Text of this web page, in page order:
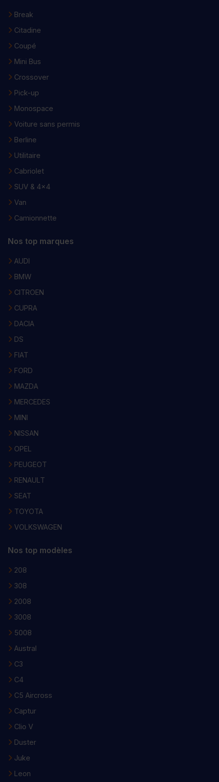
Break
Citadine
Coupé
Mini Bus
Crossover
Pick-up
Monospace
Voiture sans permis
Berline
Utilitaire
Cabriolet
SUV & 4x4
Van
Camionnette
Nos top marques
AUDI
BMW
CITROEN
CUPRA
DACIA
DS
FIAT
FORD
MAZDA
MERCEDES
MINI
NISSAN
OPEL
PEUGEOT
RENAULT
SEAT
TOYOTA
VOLKSWAGEN
Nos top modèles
208
308
2008
3008
5008
Austral
C3
C4
C5 Aircross
Captur
Clio V
Duster
Juke
Leon